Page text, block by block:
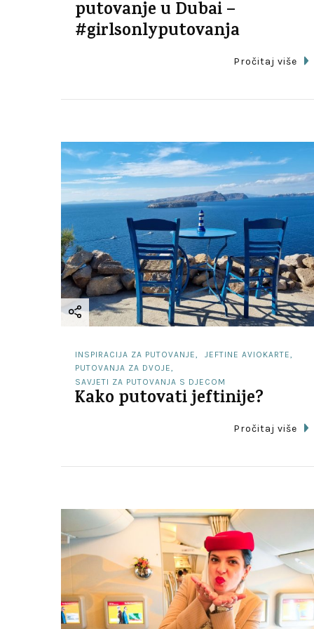
putovanje u Dubai –
#girlsonlyputovanja
Pročitaj više
INSPIRACIJA ZA PUTOVANJE
JEFTINE AVIOKARTE
PUTOVANJA ZA DVOJE
SAVJETI ZA PUTOVANJA S DJECOM
Kako putovati jeftinije?
Pročitaj više